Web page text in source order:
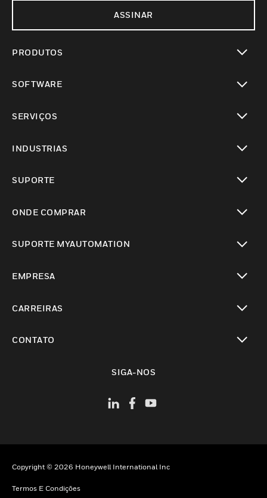
ASSINAR
PRODUTOS
SOFTWARE
SERVIÇOS
INDUSTRIAS
SUPORTE
ONDE COMPRAR
SUPORTE MYAUTOMATION
EMPRESA
CARREIRAS
CONTATO
SIGA-NOS
Copyright © 2026 Honeywell International Inc
Termos E Condições